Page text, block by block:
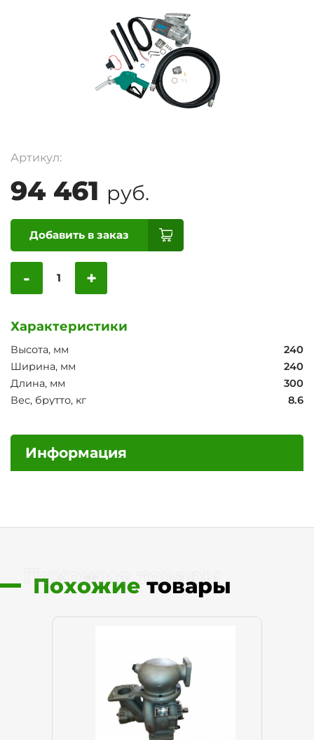
Артикул:
94 461 руб.
Добавить в заказ
- +
Характеристики
Высота, мм
240
Ширина, мм
240
Длина, мм
300
Вес, брутто, кг
8.6
Информация
Похожие товары
Похожие товары